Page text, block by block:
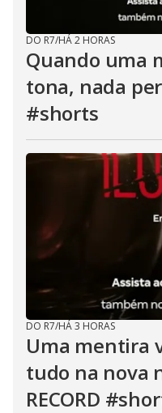
DO R7/HÁ 2 HORAS
Quando uma
tona, nada
#shorts
DO R7/HÁ 3 HORAS
Uma mentira
tudo na nova
RECORD